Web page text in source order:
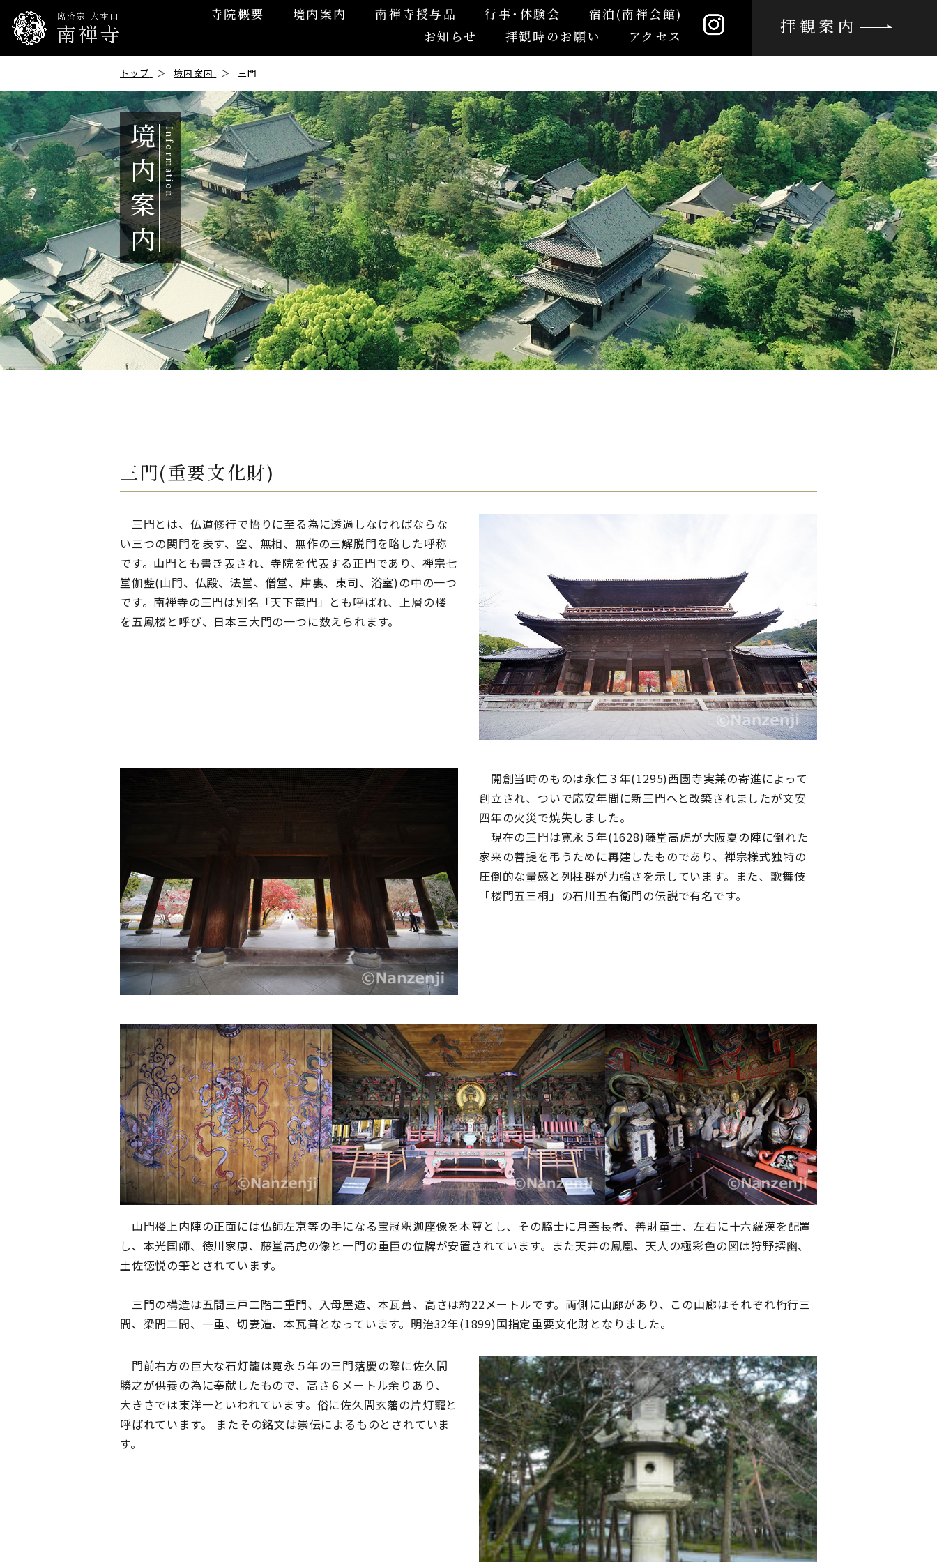
拝観案内
寺院概要 境内案内 南禅寺授与品 行事･体験会
宿泊(南禅会館)
お知らせ
拝観時のお願い アクセス
トップ 境内案内 三門
境
内
案
内
三門(重要文化財)
三門とは、仏道修行で悟りに至る為に透過しなければならな
い三つの関門を表す、空、無相、無作の三解脱門を略した呼称
です。山門とも書き表され、寺院を代表する正門であり、禅宗七
堂伽藍(山門、仏殿、法堂、僧堂、庫裏、東司、浴室)の中の一つ
です。南禅寺の三門は別名「天下竜門」とも呼ばれ、上層の楼
を五鳳楼と呼び、日本三大門の一つに数えられます。
開創当時のものは永仁３年(1295)西園寺実兼の寄進によって
創立され、ついで応安年間に新三門へと改築されましたが文安
四年の火災で焼失しました。
現在の三門は寛永５年(1628)藤堂高虎が大阪夏の陣に倒れた
家来の菩提を弔うために再建したものであり、禅宗様式独特の
圧倒的な量感と列柱群が力強さを示しています。また、歌舞伎
「楼門五三桐」の石川五右衛門の伝説で有名です。
山門楼上内陣の正面には仏師左京等の手になる宝冠釈迦座像を本尊とし、その脇士に月蓋長者、善財童士、左右に十六羅漢を配置
し、本光国師、徳川家康、藤堂高虎の像と一門の重臣の位牌が安置されています。また天井の鳳凰、天人の極彩色の図は狩野探幽、
土佐徳悦の筆とされています。
三門の構造は五間三戸二階二重門、入母屋造、本瓦葺、高さは約22メートルです。両側に山廊があり、この山廊はそれぞれ桁行三
間、梁間二間、一重、切妻造、本瓦葺となっています。明治32年(1899)国指定重要文化財となりました。
門前右方の巨大な石灯籠は寛永５年の三門落慶の際に佐久間
勝之が供養の為に奉献したもので、高さ６メートル余りあり、
大きさでは東洋一といわれています。俗に佐久間玄藩の片灯寵と
呼ばれています。 またその銘文は崇伝によるものとされていま
す。